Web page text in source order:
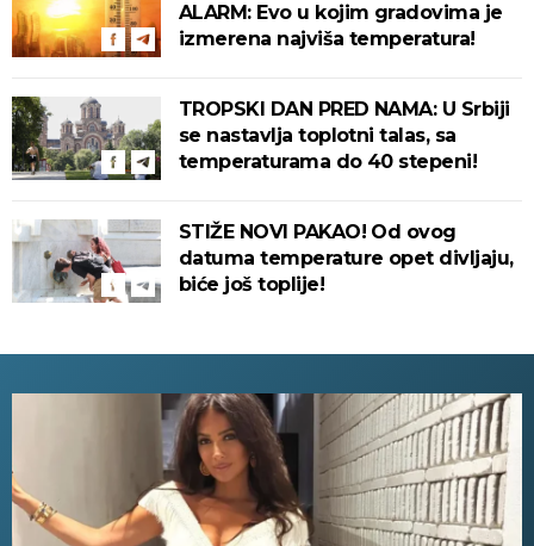
ALARM: Evo u kojim gradovima je
izmerena najviša temperatura!
TROPSKI DAN PRED NAMA: U Srbiji
se nastavlja toplotni talas, sa
temperaturama do 40 stepeni!
STIŽE NOVI PAKAO! Od ovog
datuma temperature opet divljaju,
biće još toplije!